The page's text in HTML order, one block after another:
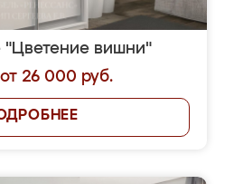
"Цветение вишни"
26 000 руб.